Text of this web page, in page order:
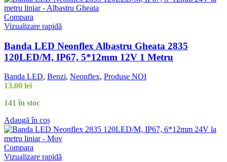
Compara
Vizualizare rapidă
Banda LED Neonflex Albastru Gheata 2835
120LED/M, IP67, 5*12mm 12V 1 Metru
Banda LED, Benzi, Neonflex, Produse NOI
13,00 lei
141 în stoc
Adaugă în coș
Compara
Vizualizare rapidă